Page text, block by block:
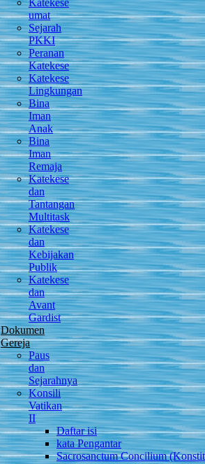
Katekese
umat
Sejarah
PKKI
Peranan
Katekese
Katekese
Lingkungan
Bina
Iman
Anak
Bina
Iman
Remaja
Katekese
dan
Tantangan
Multitask
Katekese
dan
Kebijakan
Publik
Katekese
dan
Avant
Gardist
Dokumen
Gereja
Paus
dan
Sejarahnya
Konsili
Vatikan
II
Daftar isi
kata Pengantar
Sacrosanctum Concilium